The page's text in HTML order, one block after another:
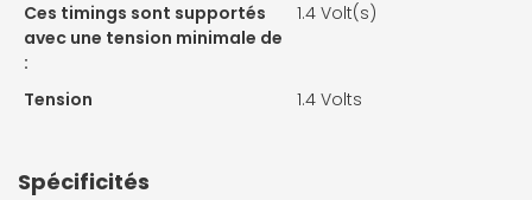
Ces timings sont supportés
avec une tension minimale de
:
1.4 Volt(s)
Tension 1.4 Volts
Spécificités